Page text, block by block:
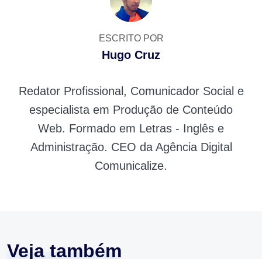
ESCRITO POR
Hugo Cruz
Redator Profissional, Comunicador Social e
especialista em Produção de Conteúdo
Web. Formado em Letras - Inglês e
Administração. CEO da Agência Digital
Comunicalize.
Veja também